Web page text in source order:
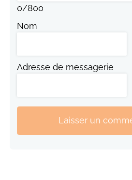
0/800
Nom
Adresse de messagerie
Laisser un